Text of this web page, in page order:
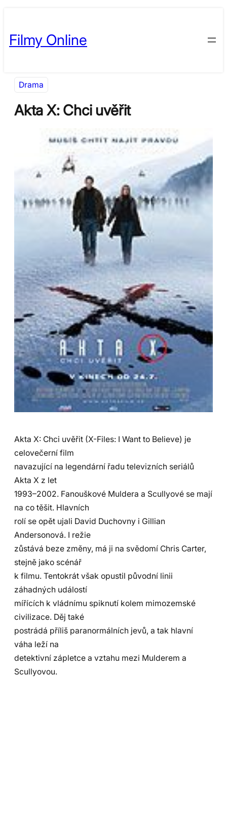
obsah
content
Filmy Online
Drama
Akta X: Chci uvěřit
Akta X: Chci uvěřit (X-Files: I Want to Believe) je
celovečerní film
navazující na legendární řadu televizních seriálů
Akta X z let
1993–2002. Fanouškové Muldera a Scullyové se mají
na co těšit. Hlavních
rolí se opět ujali David Duchovny i Gillian
Andersonová. I režie
zůstává beze změny, má ji na svědomí Chris Carter,
stejně jako scénář
k filmu. Tentokrát však opustil původní linii
záhadných událostí
mířících k vládnímu spiknutí kolem mimozemské
civilizace. Děj také
postrádá příliš paranormálních jevů, a tak hlavní
váha leží na
detektivní zápletce a vztahu mezi Mulderem a
Scullyovou.